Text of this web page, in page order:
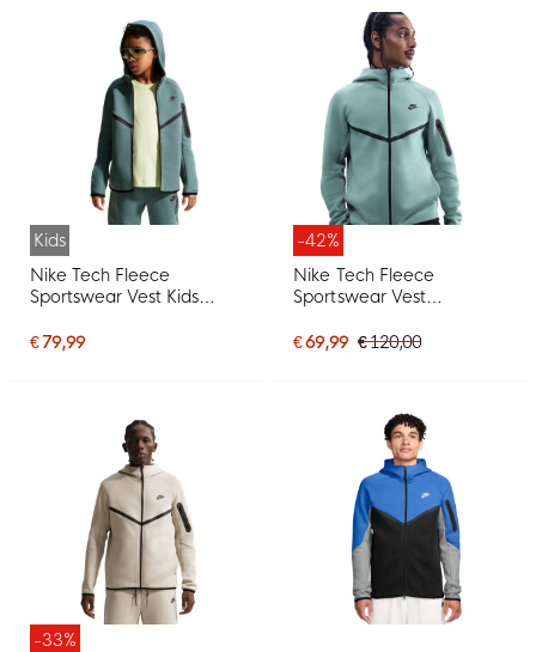
Kids
Nike Tech Fleece
Sportswear Vest Kids
€ 79,99
-42%
Nike Tech Fleece
Sportswear Vest
€ 69,99 € 120,00
-33%